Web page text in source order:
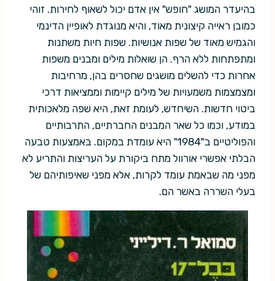
בהיעדר המושג "חופש" אין אדם יכול לשאוף לחירות. זוהי
כמובן ראייה קיצונית מאוד, והיא מנוגדת לאופיין הדינמי
והגמיש מאוד של שפות אנושיות. שפות חיות משתנות
ומתפתחות ללא הרף. הן שואלות מילים ומבנים משפות
אחרות כדי להשלים מושגים שחסרים בהן, מרחיבות
ומצמצמות משמעויות של מילים קיימות וממציאות דרכי
ביטוי חדשות. השיחדש, לעומת זאת, היא שפה מלאכותית
במודע, וכמו כל שאר המבנים החברתיים, התרבותיים
והפוליטיים ב"1984" היא עומדת במקום. באמצעות טבעה
הבלתי אפשרי אורוול מתח ביקורת על העריצות והתריע לא
מפני מה שבאמת עומד לקרות, אלא מפני שאיפותיהם של
בעלי השררה באשר הם.